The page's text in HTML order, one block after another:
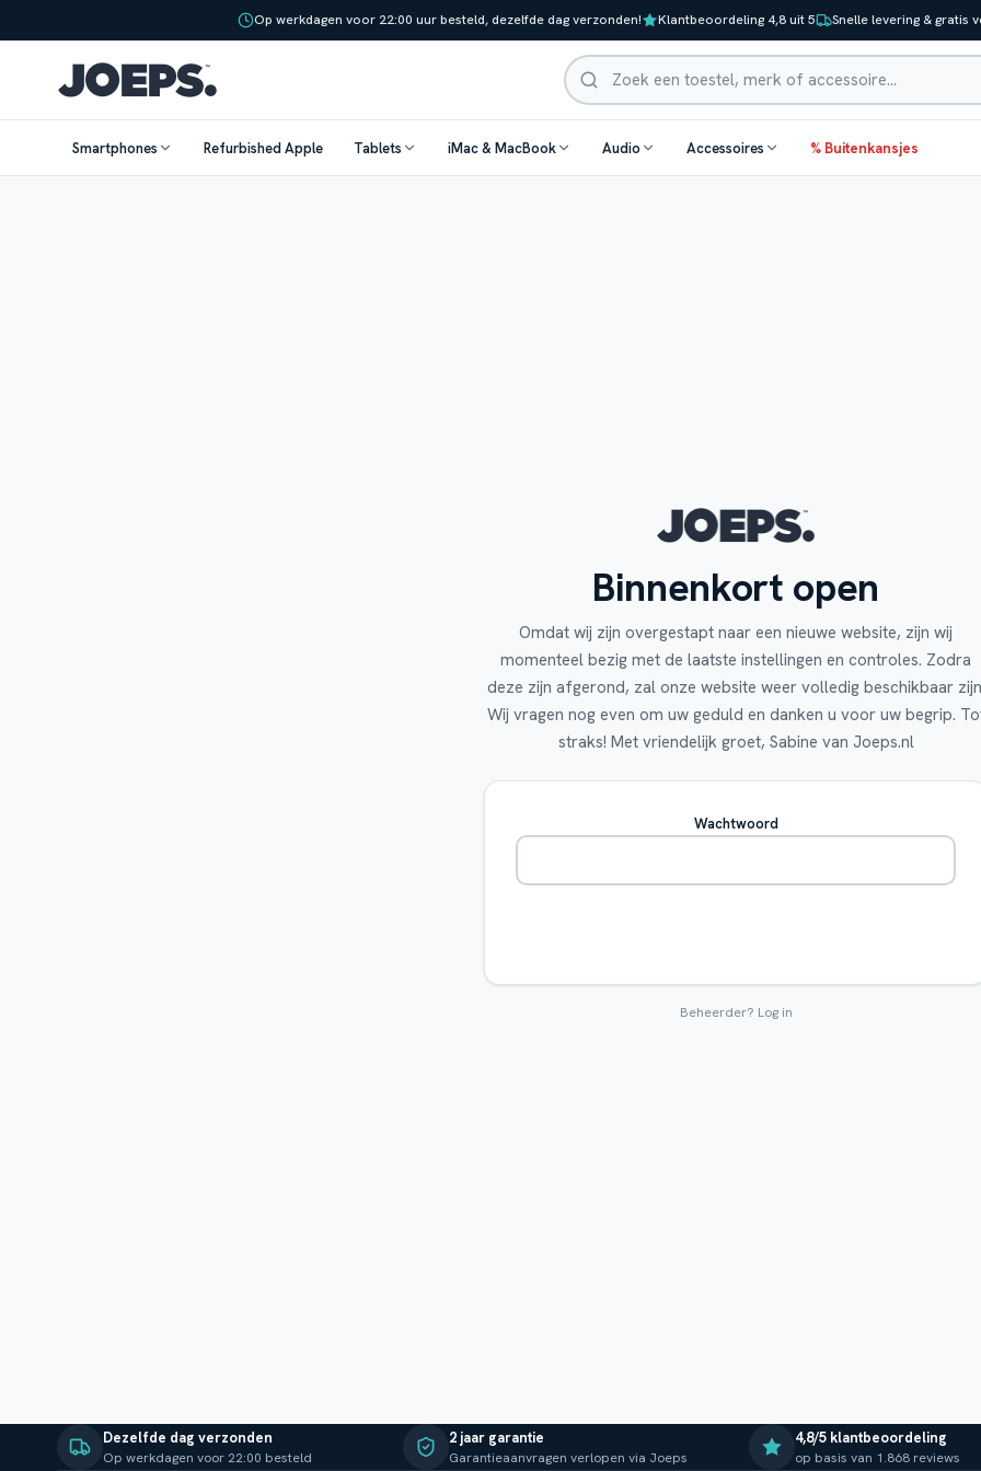
Op werkdagen voor 22:00 uur besteld, dezelfde dag verzonden! Klantbeoordeling 4,8 uit 5 Snelle levering & gratis
Zoeken
Smartphones Refurbished Apple Tablets iMac & MacBook Audio Accessoires % Buitenkansjes
Binnenkort open
Omdat wij zijn overgestapt naar een nieuwe website, zijn wij
momenteel bezig met de laatste instellingen en controles. Zodra
deze zijn afgerond, zal onze website weer volledig beschikbaar
Wij vragen nog even om uw geduld en danken u voor uw begrip.
straks! Met vriendelijk groet, Sabine van Joeps.nl
Wachtwoord
Beheerder? Log in
Dezelfde dag verzonden
Op werkdagen voor 22:00 besteld
2 jaar garantie
Garantieaanvragen verlopen via Joeps
4,8/5 klantbeoordeling
op basis van 1.868 reviews